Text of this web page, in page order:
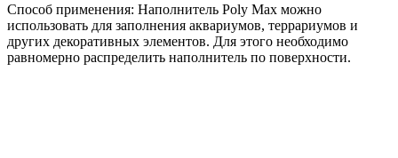
Способ применения: Наполнитель Poly Max можно
использовать для заполнения аквариумов, террариумов и
других декоративных элементов. Для этого необходимо
равномерно распределить наполнитель по поверхности.